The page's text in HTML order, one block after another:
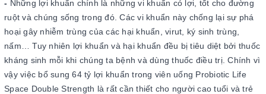
- Những lợi khuẩn chính là những vi khuẩn có lợi, tốt cho đường
ruột và chúng sống trong đó. Các vi khuẩn này chống lại sự phá
hoại gây nhiễm trùng của các hại khuẩn, virut, ký sinh trùng,
nấm… Tuy nhiên lợi khuẩn và hại khuẩn đều bị tiêu diệt bởi thuốc
kháng sinh mỗi khi chúng ta bệnh và dùng thuốc điều trị. Chính vì
vậy việc bổ sung 64 tỷ lợi khuẩn trong viên uống Probiotic Life
Space Double Strength là rất cần thiết cho người cao tuổi và trẻ